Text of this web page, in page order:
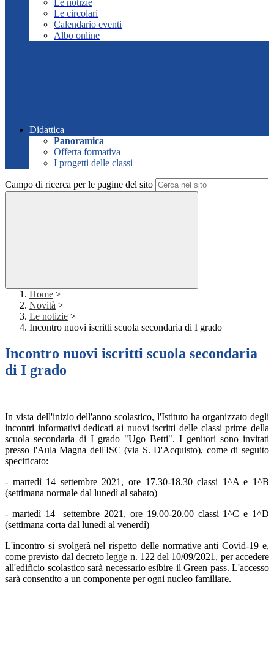
Le notizie
Le circolari
Calendario eventi
Albo online
Didattica
Panoramica
Offerta formativa
I progetti delle classi
Campo di ricerca per le pagine del sito
Home >
Novità >
Le notizie >
Incontro nuovi iscritti scuola secondaria di I grado
Incontro nuovi iscritti scuola secondaria
di I grado
In vista dell'inizio dell'anno scolastico, l'Istituto ha organizzato degli
incontri informativi dedicati ai nuovi iscritti delle classi prime della
scuola secondaria di I grado "Ugo Betti". I genitori sono invitati
presso l'Aula Magna dell'ISC (via S. D'Acquisto), come di seguito
specificato:
- martedì 14 settembre 2021, ore 17.30-18.30 classi 1^A e 1^B
(settimana normale dal lunedì al sabato)
- martedì 14 settembre 2021, ore 19.00-20.00 classi 1^C e 1^D
(settimana corta dal lunedì al venerdì)
L'incontro si svolgerà nel rispetto delle normative anti Covid-19 e,
come previsto dal decreto legge n. 122 del 10/09/2021, per accedere
all'edificio scolastico sarà necessario esibire il Green pass. L'accesso
sarà consentito a un componente per ogni nucleo familiare.